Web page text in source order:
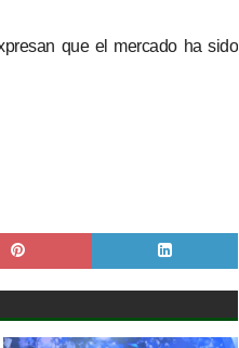
que el mercado ha sido